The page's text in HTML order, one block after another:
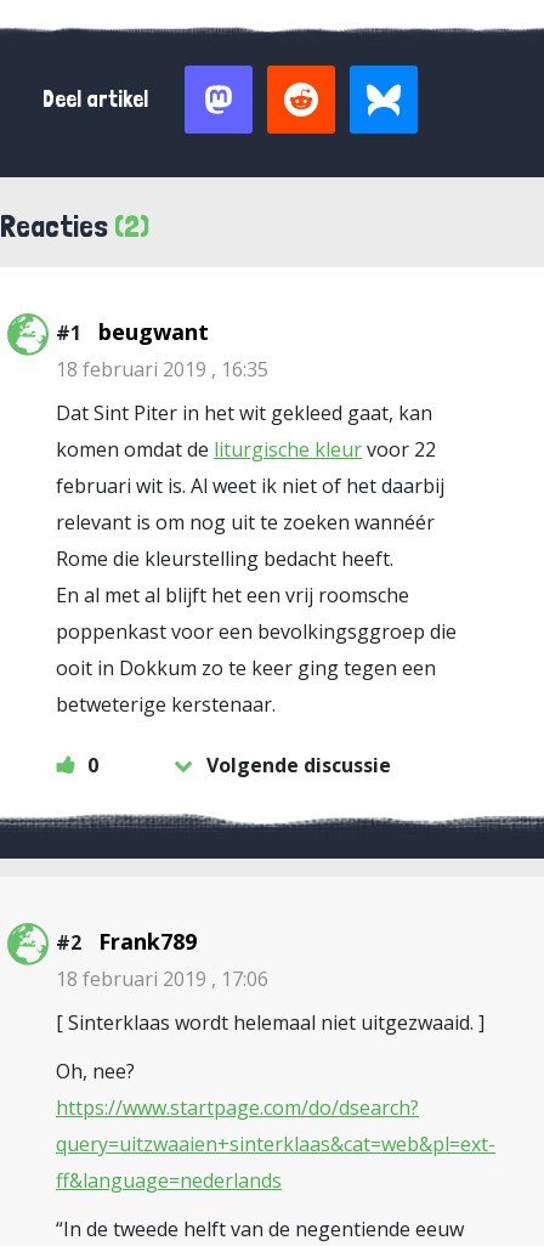
Deel artikel
Reacties (2)
#1 beugwant
18 februari 2019 , 16:35
Dat Sint Piter in het wit gekleed gaat, kan
komen omdat de liturgische kleurvoor 22
februari wit is. Al weet ik niet of het daarbij
relevant is om nog uit te zoeken wannéér
Rome die kleurstelling bedacht heeft.
En al met al blijft het een vrij roomsche
poppenkast voor een bevolkingsggroep die
ooit in Dokkum zo te keer ging tegen een
betweterige kerstenaar.
0 Volgende discussie
#2 Frank789
18 februari 2019 , 17:06
[ Sinterklaas wordt helemaal niet uitgezwaaid. ]
Oh, nee?
https://www.startpage.com/do/dsearch?
query=uitzwaaien+sinterklaas&cat=web&pl=ext-
ff&language=nederlands
“In de tweede helft van de negentiende eeuw